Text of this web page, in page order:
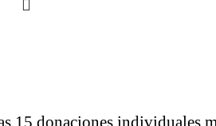
15 donaciones individuales